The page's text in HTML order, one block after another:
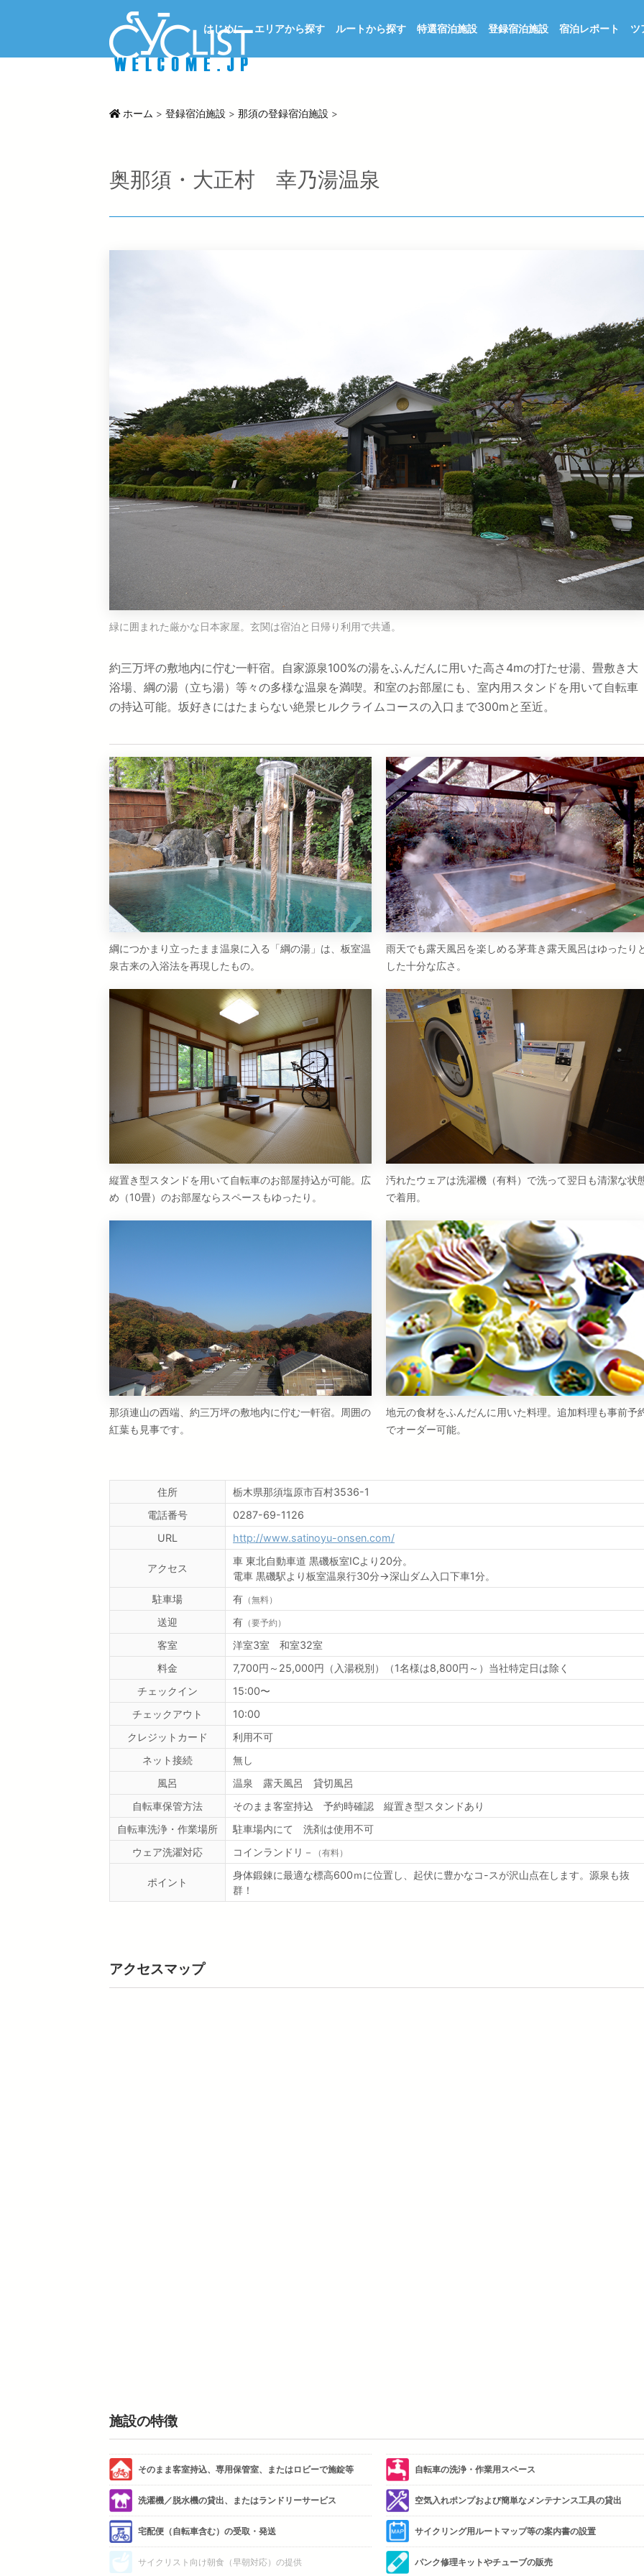
はじめに エリアから探す ルートから探す 特選宿泊施設 登録宿泊施設 宿泊レポート ツ
ホーム > 登録宿泊施設 > 那須の登録宿泊施設 >
奥那須・大正村 幸乃湯温泉
緑に囲まれた厳かな日本家屋。玄関は宿泊と日帰り利用で共通。
約三万坪の敷地内に佇む一軒宿。自家源泉100%の湯をふんだんに用いた高さ4mの打たせ湯、畳敷き大
浴場、綱の湯（立ち湯）等々の多様な温泉を満喫。和室のお部屋にも、室内用スタンドを用いて自転車
の持込可能。坂好きにはたまらない絶景ヒルクライムコースの入口まで300mと至近。
綱につかまり立ったまま温泉に入る「綱の湯」は、板室温
泉古来の入浴法を再現したもの。
雨天でも露天風呂を楽しめる茅葺き露天風呂はゆったり
した十分な広さ。
縦置き型スタンドを用いて自転車のお部屋持込が可能。広
め（10畳）のお部屋ならスペースもゆったり。
汚れたウェアは洗濯機（有料）で洗って翌日も清潔な状
で着用。
那須連山の西端、約三万坪の敷地内に佇む一軒宿。周囲の
紅葉も見事です。
地元の食材をふんだんに用いた料理。追加料理も事前予
でオーダー可能。
住所
栃木県那須塩原市百村3536-1
電話番号
0287-69-1126
URL
http://www.satinoyu-onsen.com/
アクセス
車 東北自動車道 黒磯板室ICより20分。
電車 黒磯駅より板室温泉行30分→深山ダム入口下車1分。
駐車場
有 （無料）
送迎 有 （要予約）
客室
洋室3室 和室32室
料金
7,700円～25,000円（入湯税別）（1名様は8,800円～）当社特定日は除く
チェックイン
15:00〜
チェックアウト
10:00
クレジットカード
利用不可
ネット接続
無し
風呂
温泉 露天風呂 貸切風呂
自転車保管方法
そのまま客室持込 予約時確認 縦置き型スタンドあり
自転車洗浄・作業場所
駐車場内にて 洗剤は使用不可
ウェア洗濯対応
コインランドリ－ （有料）
ポイント
身体鍛錬に最適な標高600ｍに位置し、起伏に豊かなコ-スが沢山点在します。源泉も抜
群！
アクセスマップ
施設の特徴
そのまま客室持込、専用保管室、またはロビーで施錠等 自転車の洗浄・作業用スペース
洗濯機／脱水機の貸出、またはランドリーサービス 空気入れポンプおよび簡単なメンテナンス工具の貸出
宅配便（自転車含む）の受取・発送 サイクリング用ルートマップ等の案内書の設置
サイクリスト向け朝食（早朝対応）の提供 パンク修理キットやチューブの販売